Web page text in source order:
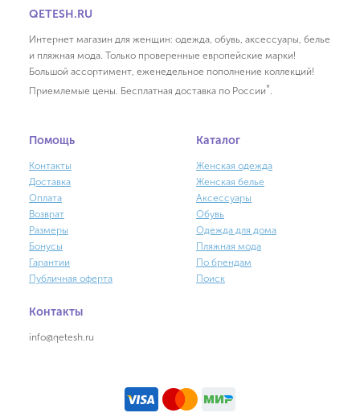
QETESH.RU
Интернет магазин для женщин: одежда, обувь, аксессуары, белье
и пляжная мода. Только проверенные европейские марки!
Большой ассортимент, еженедельное пополнение коллекций!
Приемлемые цены. Бесплатная доставка по России*.
Контакты
info@qetesh.ru
Помощь
Контакты
Доставка
Оплата
Возврат
Размеры
Бонусы
Гарантии
Публичная оферта
Каталог
Женская одежда
Женская белье
Аксессуары
Обувь
Одежда для дома
Пляжная мода
По брендам
Поиск